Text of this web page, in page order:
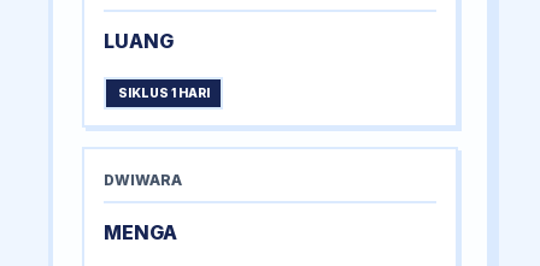
LUANG
SIKLUS 1 HARI
DWIWARA
MENGA